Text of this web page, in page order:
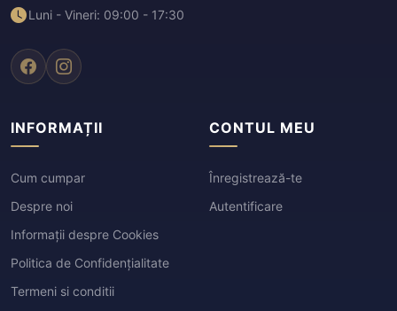
Luni - Vineri: 09:00 - 17:30
INFORMAȚII
Cum cumpar
Despre noi
Informații despre Cookies
Politica de Confidențialitate
Termeni si conditii
CONTUL MEU
Înregistrează-te
Autentificare